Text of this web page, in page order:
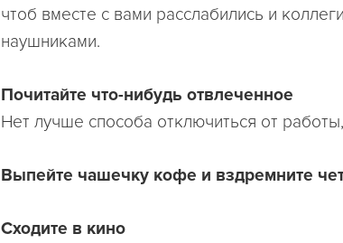
чтоб вместе с вами расслабились и
наушниками.
Почитайте что-нибудь отвлеченное
Нет лучше способа отключиться от
Выпейте чашечку кофе и вздремните
Сходите в кино